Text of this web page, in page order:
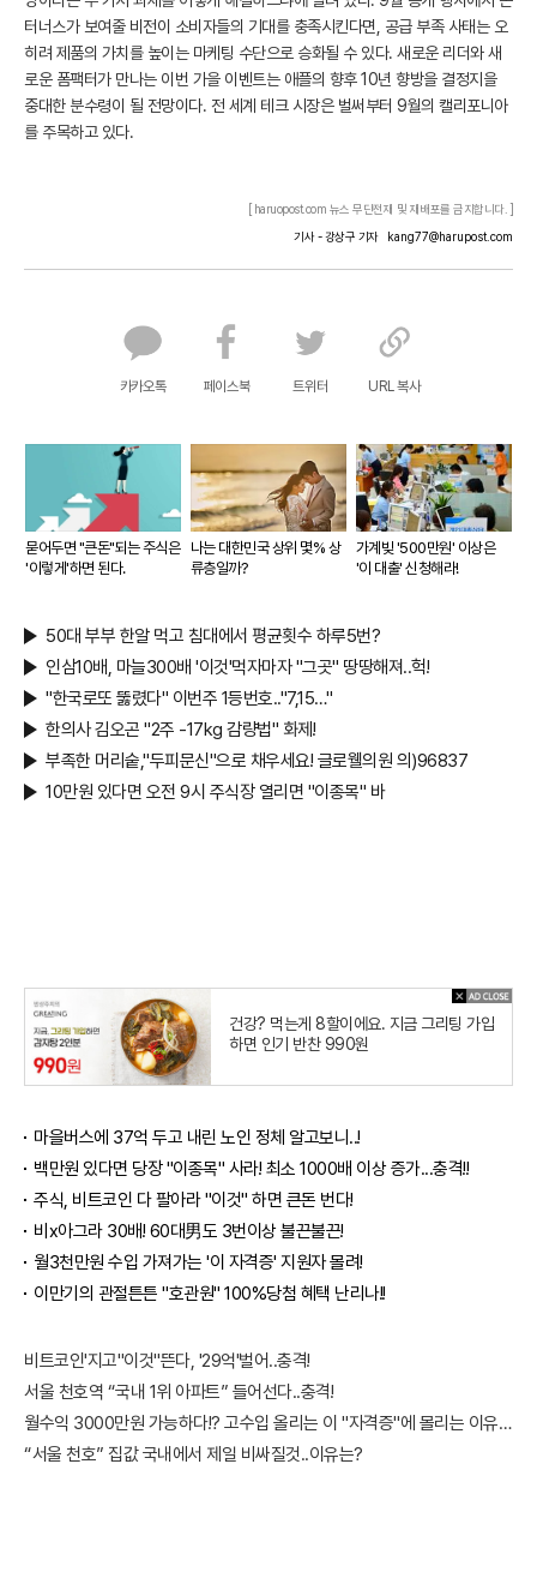
터너스가 보여줄 비전이 소비자들의 기대를 충족시킨다면, 공급 부족 사태는 오
히려 제품의 가치를 높이는 마케팅 수단으로 승화될 수 있다. 새로운 리더와 새
로운 폼팩터가 만나는 이번 가을 이벤트는 애플의 향후 10년 향방을 결정지을
중대한 분수령이 될 전망이다. 전 세계 테크 시장은 벌써부터 9월의 캘리포니아
를 주목하고 있다.
[ haruopost.com 뉴스 무단전재 및 재배포를 금지합니다. ]
기사 - 강상구 기자
kang77@harupost.com
카카오톡 페이스북 트위터 URL 복사
묻어두면 "큰돈"되는 주식은
'이렇게'하면 된다.
나는 대한민국 상위 몇% 상
류층일까?
가계빚 '500만원' 이상은
'이 대출' 신청해라!
50대 부부 한알 먹고 침대에서 평균횟수 하루5번?
인삼10배, 마늘300배 '이것'먹자마자 "그곳" 땅땅해져..헉!
"한국로또 뚫렸다" 이번주 1등번호.."7,15…"
한의사 김오곤 "2주 -17kg 감량법" 화제!
부족한 머리숱,"두피문신"으로 채우세요! 글로웰의원 의)96837
10만원 있다면 오전 9시 주식장 열리면 "이종목" 바
건강? 먹는게 8할이에요. 지금 그리팅 가입
하면 인기 반찬 990원
마을버스에 37억 두고 내린 노인 정체 알고보니..!
백만원 있다면 당장 "이종목" 사라! 최소 1000배 이상 증가...충격!!
주식, 비트코인 다 팔아라 "이것" 하면 큰돈 번다!
비x아그라 30배! 60대男도 3번이상 불끈불끈!
월3천만원 수입 가져가는 '이 자격증' 지원자 몰려!
이만기의 관절튼튼 "호관원" 100%당첨 혜택 난리나!!
비트코인'지고"이것"뜬다, '29억'벌어..충격!
서울 천호역 “국내 1위 아파트” 들어선다..충격!
월수익 3000만원 가능하다!? 고수입 올리는 이 "자격증"에 몰리는 이유 알고보니…
“서울 천호” 집값 국내에서 제일 비싸질것..이유는?